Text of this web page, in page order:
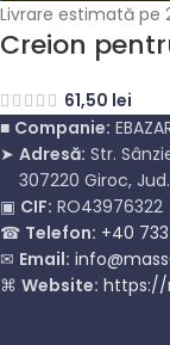
Livrare estimată pe
Creion
61,50 lei
■ Companie:
➤ Adresă: Str.
307220 Giroc,
▣ CIF: RO43976322
☎ Telefon: +40
✉ Email:
⌘ Website: https://